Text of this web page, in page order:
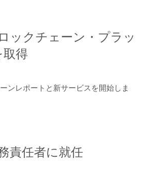
ックチェーン・プラッ
取得
ンレポートと新サービスを開始しま
責任者に就任